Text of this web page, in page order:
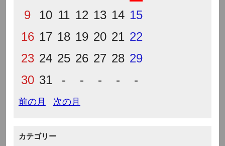
9
10 11 12 13 14 15
16 17 18 19 20 21 22
23 24 25 26 27 28 29
30 31 - - - - -
前の月 次の月
カテゴリー